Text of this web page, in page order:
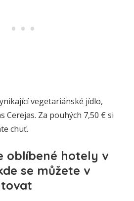
vegetariánské jídlo,
Cerejas. Za pouhých 7,50 € si
chuť.
oblíbené hotely v
se můžete v